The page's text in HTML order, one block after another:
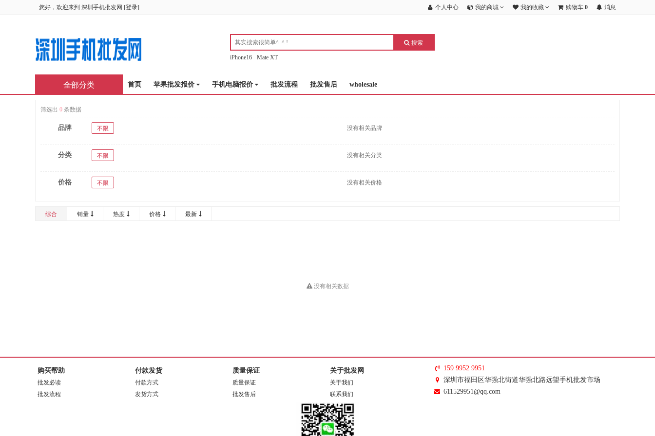
您好，欢迎来到 深圳手机批发网 [登录] 个人中心 我的商城 我的收藏 购物车 0 消息
搜索
iPhone16 Mate XT
首页 苹果批发报价 手机电脑报价 批发流程 批发售后 wholesale
全部分类
筛选出 0 条数据
品牌 不限 没有相关品牌
分类 不限 没有相关分类
价格 不限 没有相关价格
综合 销量 热度 价格 最新
没有相关数据
购买帮助
批发必读
批发流程
付款发货
付款方式
发货方式
质量保证
质量保证
批发售后
关于批发网
关于我们
联系我们
159 9952 9951
深圳市福田区华强北街道华强北路远望手机批发市场
611529951@qq.com